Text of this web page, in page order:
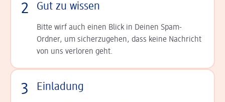
2 Gut zu wissen
Bitte wirf auch einen Blick in Deinen Spam-
Ordner, um sicherzugehen, dass keine Nachricht
von uns verloren geht.
3 Einladung